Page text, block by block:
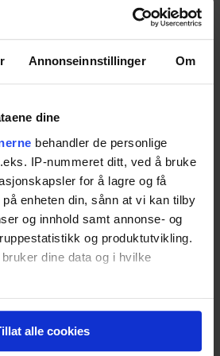
Annonseinnstillinger Om
dine
behandler de personlige
IP-nummeret ditt, ved å bruke
for å lagre og få
enheten din, sånn at vi kan tilby
og innhold samt annonse- og
og produktutvikling.
dine data og i hvilke
vi også gjerne:
om den geografiske
alle cookies
Pris fra8 790,-